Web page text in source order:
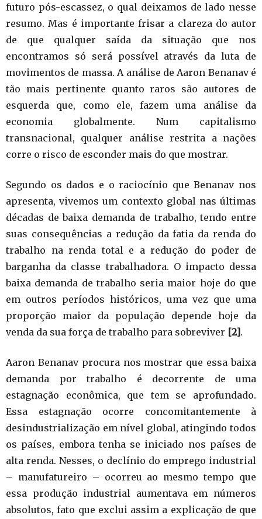
futuro pós-escassez, o qual deixamos de lado nesse
resumo. Mas é importante frisar a clareza do autor
de que qualquer saída da situação que nos
encontramos só será possível através da luta de
movimentos de massa. A análise de Aaron Benanav é
tão mais pertinente quanto raros são autores de
esquerda que, como ele, fazem uma análise da
economia globalmente. Num capitalismo
transnacional, qualquer análise restrita a nações
corre o risco de esconder mais do que mostrar.
Segundo os dados e o raciocínio que Benanav nos
apresenta, vivemos um contexto global nas últimas
décadas de baixa demanda de trabalho, tendo entre
suas consequências a redução da fatia da renda do
trabalho na renda total e a redução do poder de
barganha da classe trabalhadora. O impacto dessa
baixa demanda de trabalho seria maior hoje do que
em outros períodos históricos, uma vez que uma
proporção maior da população depende hoje da
venda da sua força de trabalho para sobreviver [2].
Aaron Benanav procura nos mostrar que essa baixa
demanda por trabalho é decorrente de uma
estagnação econômica, que tem se aprofundado.
Essa estagnação ocorre concomitantemente à
desindustrialização em nível global, atingindo todos
os países, embora tenha se iniciado nos países de
alta renda. Nesses, o declínio do emprego industrial
– manufatureiro – ocorreu ao mesmo tempo que
essa produção industrial aumentava em números
absolutos, fato que exclui assim a explicação de que